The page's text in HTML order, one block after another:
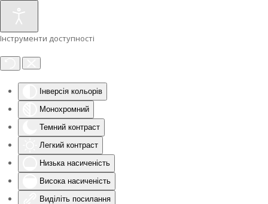
Інструменти доступності
Інверсія кольорів
Монохромний
Темний контраст
Легкий контраст
Низька насиченість
Висока насиченість
Виділіть посилання